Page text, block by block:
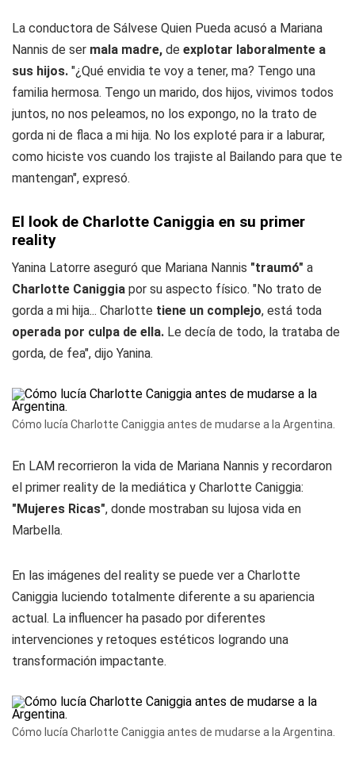
La conductora de Sálvese Quien Pueda acusó a Mariana
Nannis de ser mala madre, de explotar laboralmente a
sus hijos. "¿Qué envidia te voy a tener, ma? Tengo una
familia hermosa. Tengo un marido, dos hijos, vivimos todos
juntos, no nos peleamos, no los expongo, no la trato de
gorda ni de flaca a mi hija. No los exploté para ir a laburar,
como hiciste vos cuando los trajiste al Bailando para que te
mantengan", expresó.
El look de Charlotte Caniggia en su primer
reality
Yanina Latorre aseguró que Mariana Nannis "traumó" a
Charlotte Caniggia por su aspecto físico. "No trato de
gorda a mi hija... Charlotte tiene un complejo, está toda
operada por culpa de ella. Le decía de todo, la trataba de
gorda, de fea", dijo Yanina.
Cómo lucía Charlotte Caniggia antes de mudarse a la Argentina.
En LAM recorrieron la vida de Mariana Nannis y recordaron
el primer reality de la mediática y Charlotte Caniggia:
"Mujeres Ricas", donde mostraban su lujosa vida en
Marbella.
En las imágenes del reality se puede ver a Charlotte
Caniggia luciendo totalmente diferente a su apariencia
actual. La influencer ha pasado por diferentes
intervenciones y retoques estéticos logrando una
transformación impactante.
Cómo lucía Charlotte Caniggia antes de mudarse a la Argentina.